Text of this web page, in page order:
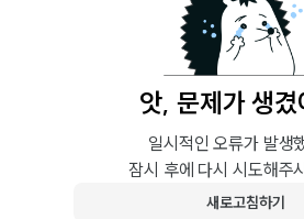
앗, 문제가 생
일시적인 오류가 발생
잠시 후에 다시 시도해주
새로고침하기